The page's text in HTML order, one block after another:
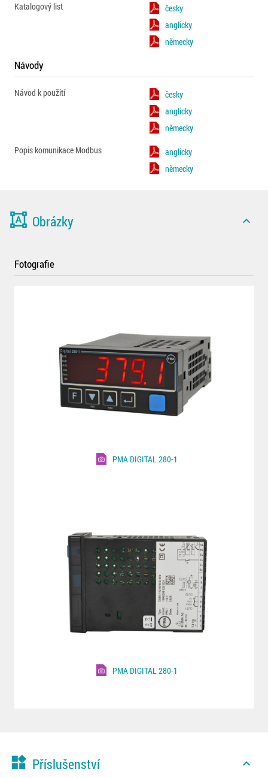
Katalogový list
česky
anglicky
německy
Návody
Návod k použití
česky
anglicky
německy
Popis komunikace Modbus
anglicky
německy
format_shapes Obrázky expand_less
Fotografie
PMA DIGITAL 280-1
PMA DIGITAL 280-1
widgets Příslušenství expand_less